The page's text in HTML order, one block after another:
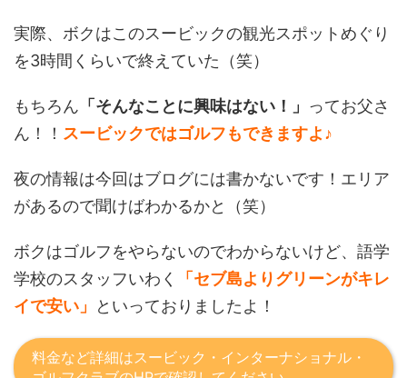
実際、ボクはこのスービックの観光スポットめぐり
を3時間くらいで終えていた（笑）
もちろん 「そんなことに興味はない！」 ってお父さ
ん！！ スービックではゴルフもできますよ♪
夜の情報は今回はブログには書かないです！エリア
があるので聞けばわかるかと（笑）
ボクはゴルフをやらないのでわからないけど、語学
学校のスタッフいわく
「セブ島よりグリーンがキレ
イで安い」
といっておりましたよ！
料金など詳細はスービック・インターナショナル・